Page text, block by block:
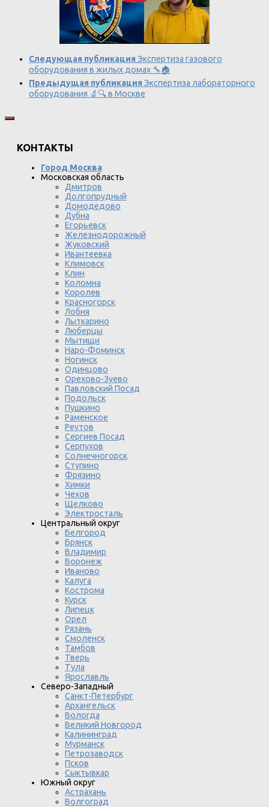
Следующая публикация Экспертиза газового
оборудования в жилых домах 🔧🏠
Предыдущая публикация Экспертиза лабораторного
оборудования 🔬🔍 в Москве
КОНТАКТЫ
Город Москва
Московская область
Дмитров
Долгопрудный
Домодедово
Дубна
Егорьевск
Железнодорожный
Жуковский
Ивантеевка
Климовск
Клин
Коломна
Королев
Красногорск
Лобня
Лыткарино
Люберцы
Мытищи
Наро-Фоминск
Ногинск
Одинцово
Орехово-Зуево
Павловский Посад
Подольск
Пушкино
Раменское
Реутов
Сергиев Посад
Серпухов
Солнечногорск
Ступино
Фрязино
Химки
Чехов
Щелково
Электросталь
Центральный округ
Белгород
Брянск
Владимир
Воронеж
Иваново
Калуга
Кострома
Курск
Липецк
Орел
Рязань
Смоленск
Тамбов
Тверь
Тула
Ярославль
Северо-Западный
Санкт-Петербург
Архангельск
Вологда
Великий Новгород
Калининград
Мурманск
Петрозаводск
Псков
Сыктывкар
Южный округ
Астрахань
Волгоград